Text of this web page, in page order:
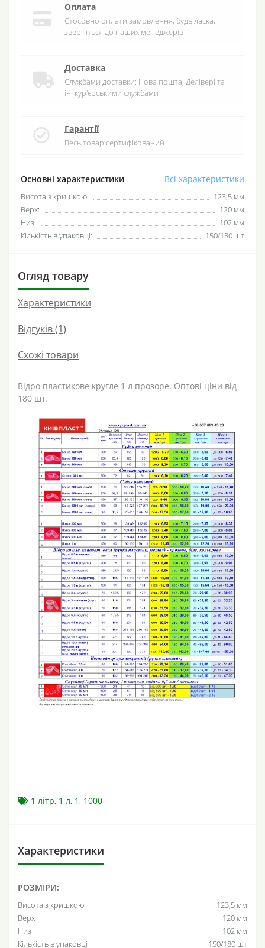
Основні характеристики Всі характеристики
Висота з кришкою:
123,5 мм
Верх:
120 мм
Низ:
102 мм
Кількість в упаковці:
150/180 шт
Оплата
Стосовно оплати замовлення, будь ласка,
зверніться до наших менеджерів
Доставка
Службами доставки: Нова пошта, Делівері та
ін. кур'єрськими службами
Гарантії
Весь товар сертифікований
Огляд товару
Характеристики
Відгуків (1)
Схожі товари
Відро пластикове кругле 1 л прозоре. Оптові ціни від
180 шт.
1 літр, 1 л, 1, 1000
Характеристики
РОЗМІРИ:
Висота з кришкою
123,5 мм
Верх
120 мм
Низ
102 мм
Кількість в упаковці
150/180 шт